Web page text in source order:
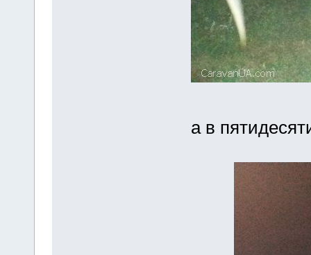
а в